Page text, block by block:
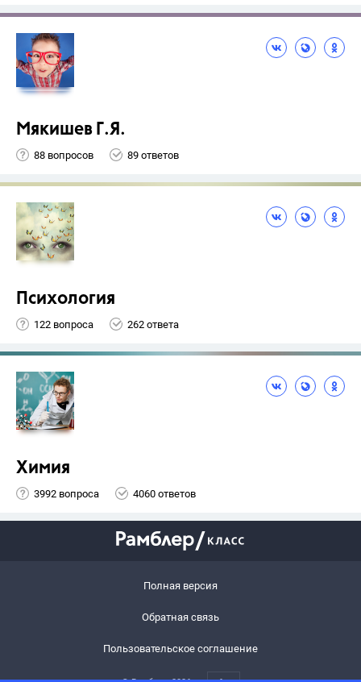
Мякишев Г.Я.
88 вопросов 89 ответов
Психология
122 вопроса 262 ответа
Химия
3992 вопроса 4060 ответов
Полная версия
Обратная связь
Пользовательское соглашение